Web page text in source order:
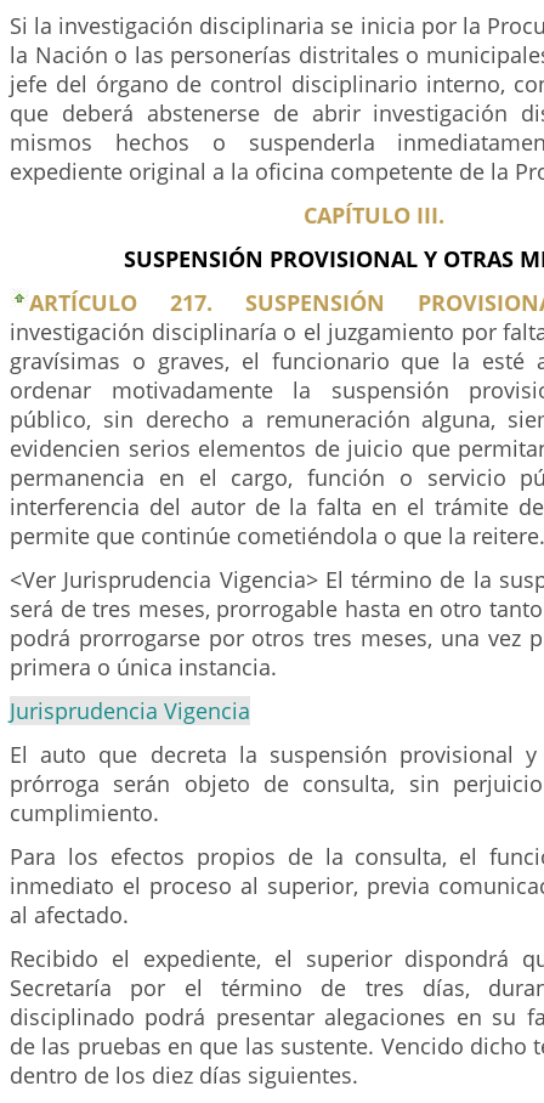
Si la investigación disciplinaria se inicia por la
la Nación o las personerías distritales o
jefe del órgano de control disciplinario interno,
que deberá abstenerse de abrir investigación
mismos hechos o suspenderla
expediente original a la oficina competente de la
CAPÍTULO III.
SUSPENSIÓN PROVISIONAL Y OTRAS
ARTÍCULO 217. SUSPENSIÓN
investigación disciplinaría o el juzgamiento por
gravísimas o graves, el funcionario que la esté
ordenar motivadamente la suspensión
público, sin derecho a remuneración alguna,
evidencien serios elementos de juicio que
permanencia en el cargo, función o servicio
interferencia del autor de la falta en el trámite
permite que continúe cometiéndola o que la reitere.
<Ver Jurisprudencia Vigencia> El término de la
será de tres meses, prorrogable hasta en otro
podrá prorrogarse por otros tres meses, una vez
primera o única instancia.
Jurisprudencia Vigencia
El auto que decreta la suspensión provisional
prórroga serán objeto de consulta, sin
cumplimiento.
Para los efectos propios de la consulta, el
inmediato el proceso al superior, previa
al afectado.
Recibido el expediente, el superior dispondrá
Secretaría por el término de tres días,
disciplinado podrá presentar alegaciones en su
de las pruebas en que las sustente. Vencido dicho
dentro de los diez días siguientes.